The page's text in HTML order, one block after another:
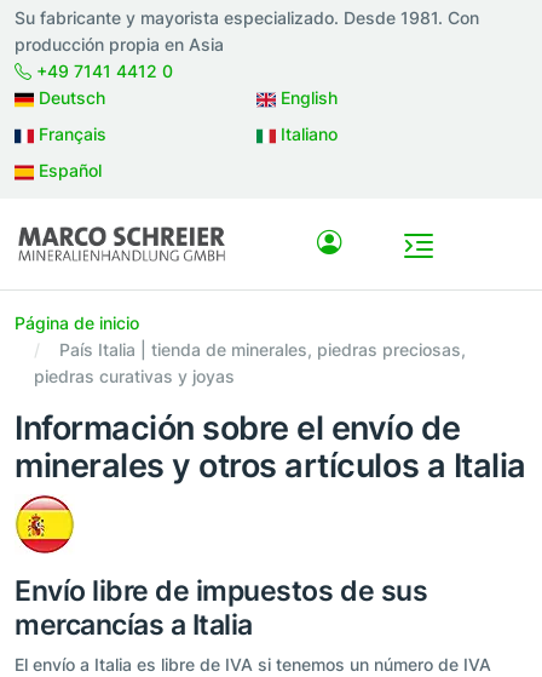
Su fabricante y mayorista especializado. Desde 1981. Con
producción propia en Asia
+49 7141 4412 0
Deutsch
English
Français
Italiano
Español
Página de inicio
País Italia | tienda de minerales, piedras preciosas,
piedras curativas y joyas
Información sobre el envío de
minerales y otros artículos a Italia
Envío libre de impuestos de sus
mercancías a Italia
El envío a Italia es libre de IVA si tenemos un número de IVA